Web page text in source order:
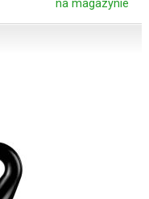
na magazynie